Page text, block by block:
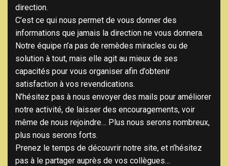
direction.
C’est ce qui nous permet de vous donner des
informations que jamais la direction ne vous donnera.
Notre équipe n’a pas de remèdes miracles ou de
solution à tout, mais elle agit au mieux de ses
capacités pour vous organiser afin d’obtenir
satisfaction à vos revendications.
N’hésitez pas à nous envoyer des mails pour améliorer
notre activité, de laisser des encouragements, voir
même de nous rejoindre… Plus nous serons nombreux,
plus nous serons forts.
Prenez le temps de découvrir notre site, et n’hésitez
pas à le partager auprès de vos collègues…